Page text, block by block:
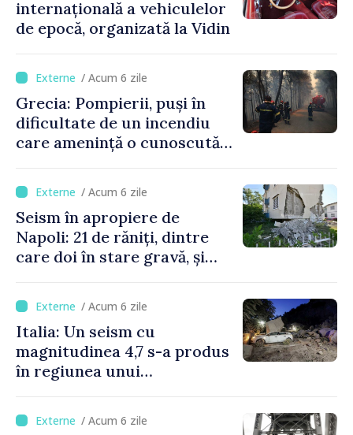
internațională a vehiculelor
de epocă, organizată la Vidin
/ Acum 6 zile
Grecia: Pompierii, puși în
dificultate de un incendiu
care amenință o cunoscută
/ Acum 6 zile
Seism în apropiere de
Napoli: 21 de răniți, dintre
care doi în stare gravă, și
/ Acum 6 zile
Italia: Un seism cu
magnitudinea 4,7 s-a produs
în regiunea unui
de Napoli
/ Acum 6 zile